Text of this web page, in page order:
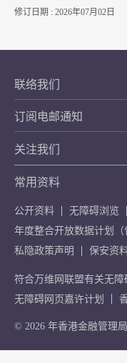
修订日期 : 2026年07月02日
联络我们
订阅电邮通知
关注我们
常用资料
公开资料
无障碍浏览
年度整合开放数据计划（
私隐政策声明
保安资
符合万维网联盟有关无
无障碍网页嘉许计划
© 2026 年香港金融管理